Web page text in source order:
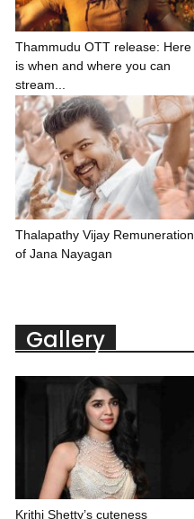
Thammudu OTT release: Here
is when and where you can
stream...
Thalapathy Vijay Remuneration
of Jana Nayagan
Gallery
Krithi Shetty’s cuteness